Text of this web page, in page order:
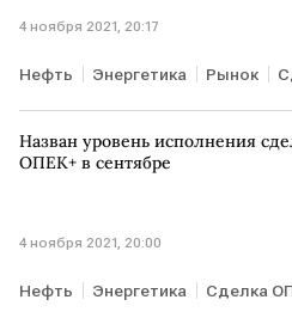
4 ноября 2021, 20:17
Нефть Энергетика Рынок
Торги ОПЕК биржи
Назван уровень исполнения
ОПЕК+ в сентябре
4 ноября 2021, 20:00
Нефть Энергетика Сделка